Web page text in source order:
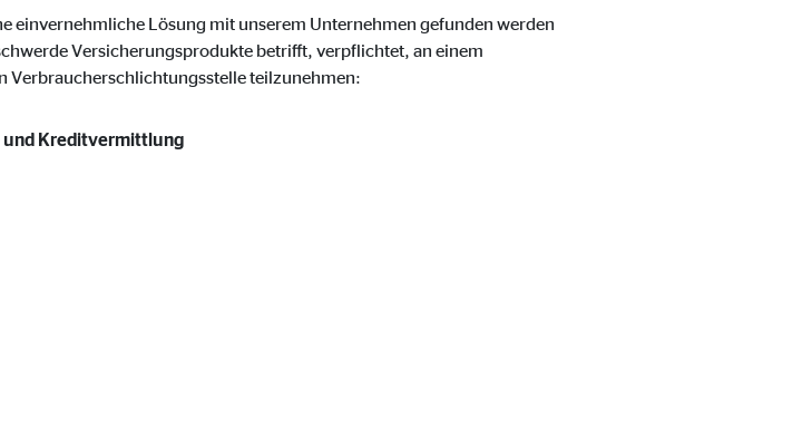
einvernehmliche Lösung mit unserem Unternehmen gefunden werden
Versicherungsprodukte betrifft, verpflichtet, an einem
Verbraucherschlichtungsstelle teilzunehmen:
und Kreditvermittlung